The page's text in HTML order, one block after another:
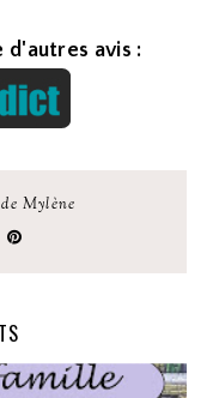
d'autres avis :
Mylène